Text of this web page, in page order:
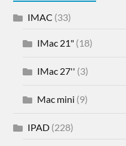
IMAC (33)
IMac 21" (18)
IMac 27'' (3)
Mac mini (9)
IPAD (228)